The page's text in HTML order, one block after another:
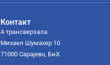
Контакт
А трансверзала
Михаел Шумахер 10
71000 Сарајево, БиХ